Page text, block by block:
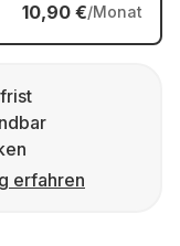
10,90 €/Monat
erfahren